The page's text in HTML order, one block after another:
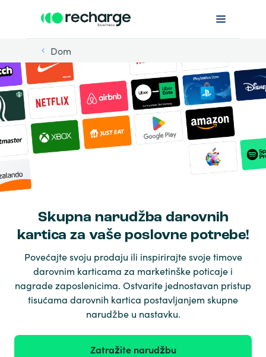
Dom
Skupna narudžba darovnih
kartica za vaše poslovne potrebe!
Povećajte svoju prodaju ili inspirirajte svoje timove
darovnim karticama za marketinške poticaje i
nagrade zaposlenicima. Ostvarite jednostavan pristup
tisućama darovnih kartica postavljanjem skupne
narudžbe u nastavku.
Zatražite narudžbu